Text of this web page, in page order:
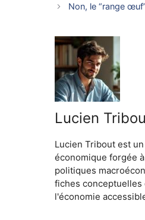
Non, le “range
Lucien
Lucien Tribout est
économique forgée
politiques
fiches conceptuelles
l'économie